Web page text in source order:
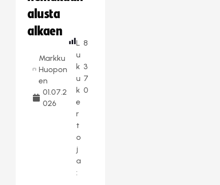
alusta
alkaen
Markku
Huopon
en
01.07.2
026
L
u
k
u
k
e
r
t
o
j
a
:
8
3
7
0